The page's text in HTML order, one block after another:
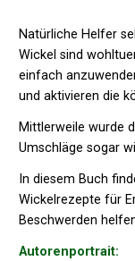
Natürliche Helfer
Wickel sind
einfach
und aktivieren die
Mittlerweile wurde
Umschläge sogar
In diesem Buch
Wickelrezepte für
Beschwerden
Autorenportrait: